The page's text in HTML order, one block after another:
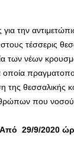
την
τέσσερις
των νέων
της θεσσαλικής
που
Από 29/9/2020